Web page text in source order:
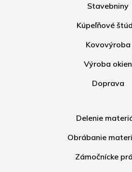
Stavebniny
Kúpeľňové
Kovovýroba
Výroba okien
Doprava
Delenie
Obrábanie
Zámočnícke